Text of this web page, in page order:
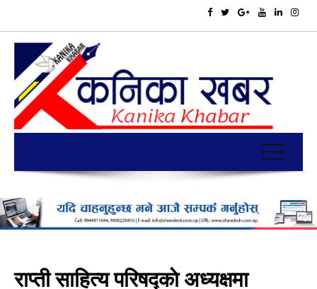
राप्ती साहित्य परिषद्काे अध्यक्षमा